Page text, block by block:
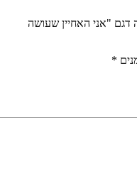
דגם "אני האחיין שעושה
*